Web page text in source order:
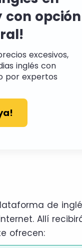
con opción
excesivos,
inglés con
por expertos
de
Allí
ofrecen: